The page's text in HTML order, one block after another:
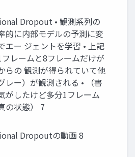
Dropout • 観測系列の
的に内部モデルの予測に変
エー ジェントを学習 • 上記
レームと8フレームだけが
らの 観測が得られていて他
レー）が観測される • （書
がしたけど多分1フレーム
の状態） 7
Dropoutの動画 8